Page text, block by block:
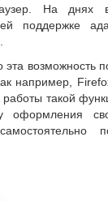
На днях
поддержке
возможность
например,
такой